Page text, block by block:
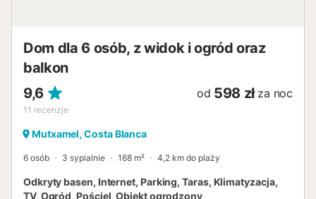
Dom dla 6 osób, z widok i ogród oraz
balkon
9,6
11 recenzje
od 598 zł za noc
Mutxamel, Costa Blanca
6 osób 3 sypialnie 168 m² 4,2 km do plaży
Odkryty basen, Internet, Parking, Taras, Klimatyzacja,
TV, Ogród, Pościel, Obiekt ogrodzony